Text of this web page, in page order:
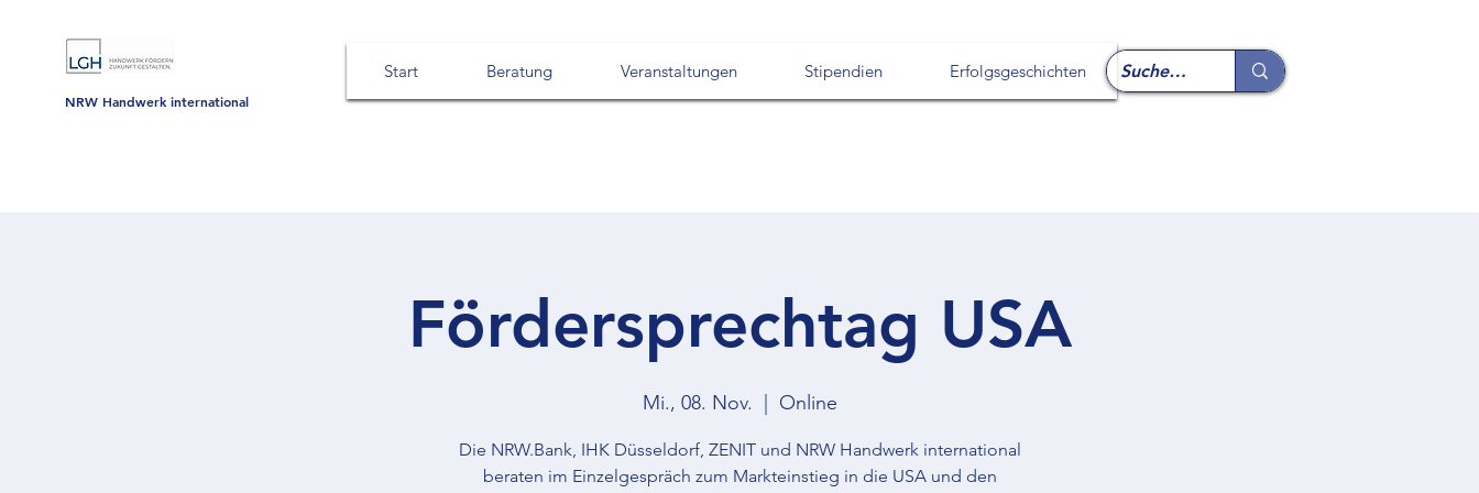
NRW Handwerk international
Start Beratung Veranstaltungen Stipendien Erfolgsgeschichten
Fördersprechtag USA
Mi., 08. Nov. Online
Die NRW.Bank, IHK Düsseldorf, ZENIT und NRW Handwerk international
beraten im Einzelgespräch zum Markteinstieg in die USA und den